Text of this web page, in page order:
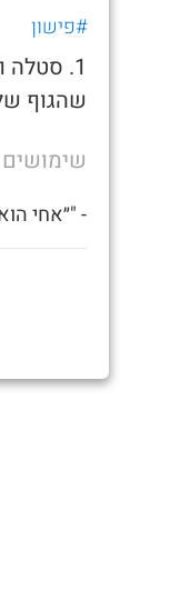
#פישון
1.
שהגוף
שימושים
- "״אחי